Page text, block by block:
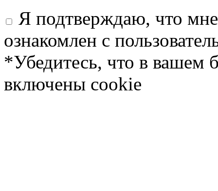
Я подтверждаю, что
ознакомлен с
*Убедитесь, что в вашем
включены cookie